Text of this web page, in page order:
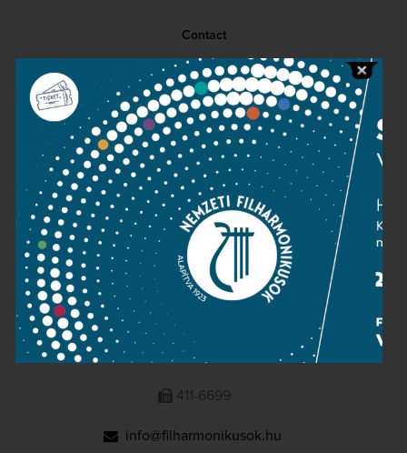
Contact
Public information
Press room
Terms and privacy
Imprint
NATIONAL PHILHARMONIC
1095 Budapest, Komor Marcell u. 1. (Müpa)
411-6600
411-6699
info@filharmonikusok.hu